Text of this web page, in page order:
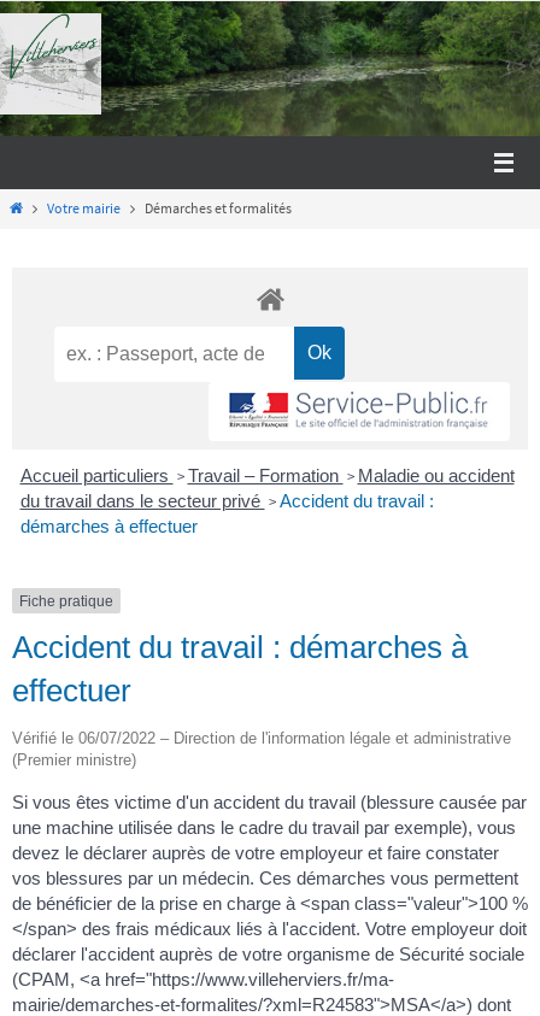
Passer
vers
le
contenu
HomeVotre mairie Démarches et formalités
Accueil particuliers > Travail – Formation > Maladie ou accident
du travail dans le secteur privé > Accident du travail :
démarches à effectuer
Fiche pratique
Accident du travail : démarches à
effectuer
Vérifié le 06/07/2022 – Direction de l'information légale et administrative
(Premier ministre)
Si vous êtes victime d'un accident du travail (blessure causée par
une machine utilisée dans le cadre du travail par exemple), vous
devez le déclarer auprès de votre employeur et faire constater
vos blessures par un médecin. Ces démarches vous permettent
de bénéficier de la prise en charge à <span class="valeur">100 %
</span> des frais médicaux liés à l'accident. Votre employeur doit
déclarer l'accident auprès de votre organisme de Sécurité sociale
(CPAM, <a href="https://www.villeherviers.fr/ma-
mairie/demarches-et-formalites/?xml=R24583">MSA</a>) dont